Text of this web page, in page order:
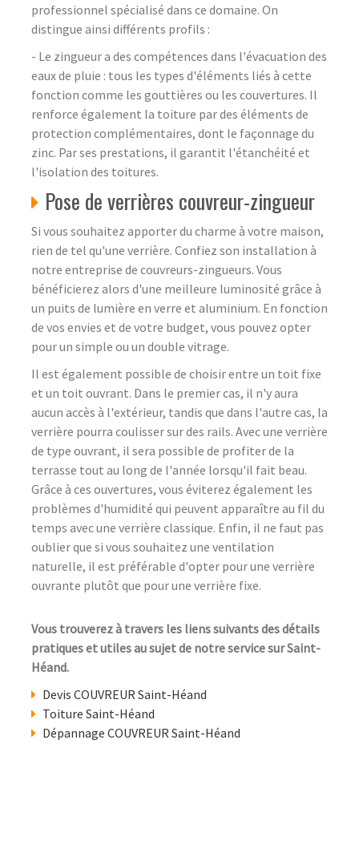
professionnel spécialisé dans ce domaine. On
distingue ainsi différents profils :
- Le zingueur a des compétences dans l'évacuation des
eaux de pluie : tous les types d'éléments liés à cette
fonction comme les gouttières ou les couvertures. Il
renforce également la toiture par des éléments de
protection complémentaires, dont le façonnage du
zinc. Par ses prestations, il garantit l'étanchéité et
l'isolation des toitures.
Pose de verrières couvreur-zingueur
Si vous souhaitez apporter du charme à votre maison,
rien de tel qu'une verrière. Confiez son installation à
notre entreprise de couvreurs-zingueurs. Vous
bénéficierez alors d'une meilleure luminosité grâce à
un puits de lumière en verre et aluminium. En fonction
de vos envies et de votre budget, vous pouvez opter
pour un simple ou un double vitrage.
Il est également possible de choisir entre un toit fixe
et un toit ouvrant. Dans le premier cas, il n'y aura
aucun accès à l'extérieur, tandis que dans l'autre cas, la
verrière pourra coulisser sur des rails. Avec une verrière
de type ouvrant, il sera possible de profiter de la
terrasse tout au long de l'année lorsqu'il fait beau.
Grâce à ces ouvertures, vous éviterez également les
problèmes d'humidité qui peuvent apparaître au fil du
temps avec une verrière classique. Enfin, il ne faut pas
oublier que si vous souhaitez une ventilation
naturelle, il est préférable d'opter pour une verrière
ouvrante plutôt que pour une verrière fixe.
Vous trouverez à travers les liens suivants des détails
pratiques et utiles au sujet de notre service sur Saint-
Héand.
Devis COUVREUR Saint-Héand
Toiture Saint-Héand
Dépannage COUVREUR Saint-Héand